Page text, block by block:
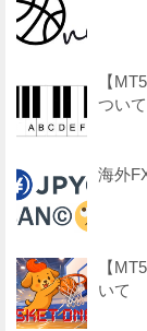
【
ついて
海外
【
いて